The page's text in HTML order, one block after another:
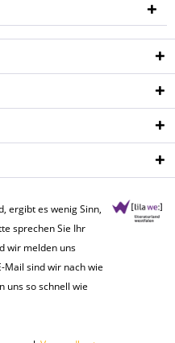
ergibt es wenig Sinn,
sprechen Sie Ihr
wir melden uns
Mail sind wir nach wie
uns so schnell wie